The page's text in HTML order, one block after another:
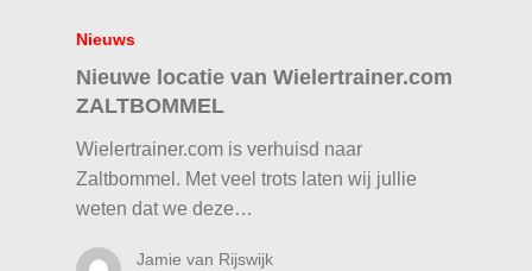
Nieuws
Nieuwe locatie van Wielertrainer.com
ZALTBOMMEL
Wielertrainer.com is verhuisd naar
Zaltbommel. Met veel trots laten wij jullie
weten dat we deze…
Jamie van Rijswijk